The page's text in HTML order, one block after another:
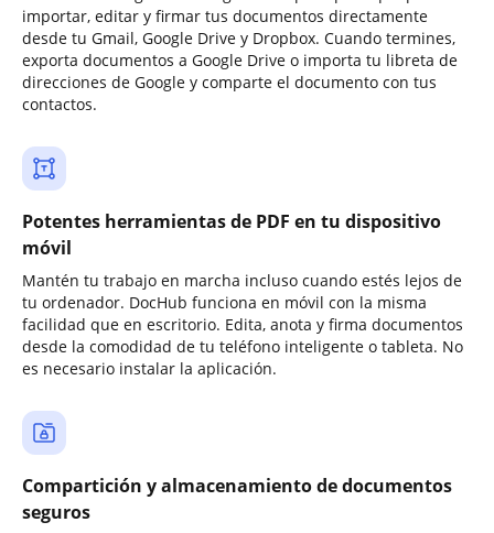
importar, editar y firmar tus documentos directamente
desde tu Gmail, Google Drive y Dropbox. Cuando termines,
exporta documentos a Google Drive o importa tu libreta de
direcciones de Google y comparte el documento con tus
contactos.
Potentes herramientas de PDF en tu dispositivo
móvil
Mantén tu trabajo en marcha incluso cuando estés lejos de
tu ordenador. DocHub funciona en móvil con la misma
facilidad que en escritorio. Edita, anota y firma documentos
desde la comodidad de tu teléfono inteligente o tableta. No
es necesario instalar la aplicación.
Compartición y almacenamiento de documentos
seguros